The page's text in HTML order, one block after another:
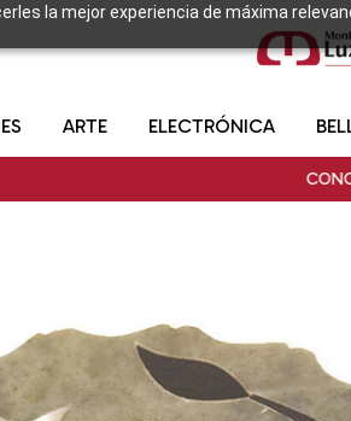
la mejor experiencia de máxima
ARTE ELECTRÓNICA
CONOCE